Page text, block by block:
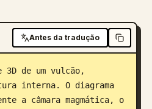
Antes da tradução
3D de um vulcão,
interna. O diagrama
a câmara magmática, o